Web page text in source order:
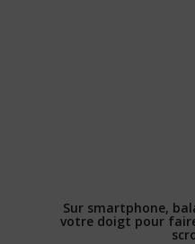
Sur smartphone,
votre doigt pour